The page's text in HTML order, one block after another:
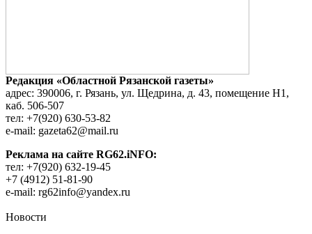
Редакция «Областной Рязанской газеты»
адрес: 390006, г. Рязань, ул. Щедрина, д. 43, помещение Н1,
каб. 506-507
тел: +7(920) 630-53-82
e-mail: gazeta62@mail.ru
Реклама на сайте RG62.iNFO:
тел: +7(920) 632-19-45
+7 (4912) 51-81-90
e-mail: rg62info@yandex.ru
Новости